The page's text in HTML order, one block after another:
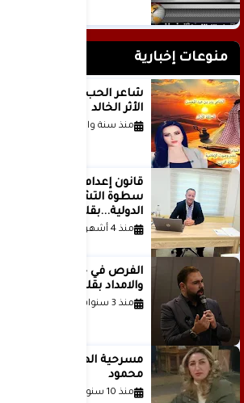
منوعات إخبارية
الأثر الخالد
منذ سنة واحدة
قانون إعدام الأسرى
سطوة التشريع وانهيار
الدولية...بقلم الدكتور وسيم
منذ 4 أشهر
والامداد بقلم د. عبادة دعدوش
منذ 3 سنوات
مسرحية الهمزة للمبدعة
محمود
منذ 10 سنوات